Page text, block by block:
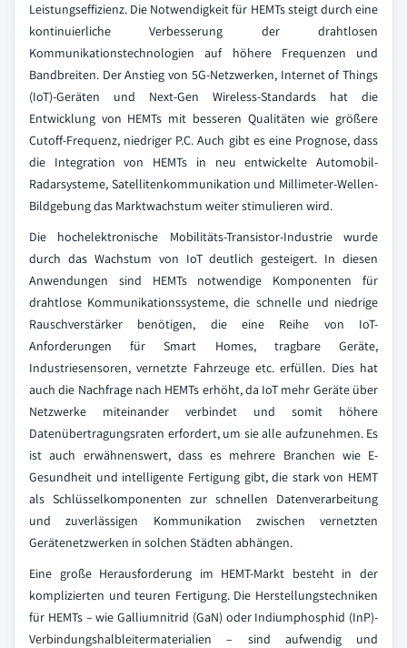
Leistungseffizienz. Die Notwendigkeit für HEMTs steigt durch eine
kontinuierliche Verbesserung der drahtlosen
Kommunikationstechnologien auf höhere Frequenzen und
Bandbreiten. Der Anstieg von 5G-Netzwerken, Internet of Things
(IoT)-Geräten und Next-Gen Wireless-Standards hat die
Entwicklung von HEMTs mit besseren Qualitäten wie größere
Cutoff-Frequenz, niedriger P.C. Auch gibt es eine Prognose, dass
die Integration von HEMTs in neu entwickelte Automobil-
Radarsysteme, Satellitenkommunikation und Millimeter-Wellen-
Bildgebung das Marktwachstum weiter stimulieren wird.
Die hochelektronische Mobilitäts-Transistor-Industrie wurde
durch das Wachstum von IoT deutlich gesteigert. In diesen
Anwendungen sind HEMTs notwendige Komponenten für
drahtlose Kommunikationssysteme, die schnelle und niedrige
Rauschverstärker benötigen, die eine Reihe von IoT-
Anforderungen für Smart Homes, tragbare Geräte,
Industriesensoren, vernetzte Fahrzeuge etc. erfüllen. Dies hat
auch die Nachfrage nach HEMTs erhöht, da IoT mehr Geräte über
Netzwerke miteinander verbindet und somit höhere
Datenübertragungsraten erfordert, um sie alle aufzunehmen. Es
ist auch erwähnenswert, dass es mehrere Branchen wie E-
Gesundheit und intelligente Fertigung gibt, die stark von HEMT
als Schlüsselkomponenten zur schnellen Datenverarbeitung
und zuverlässigen Kommunikation zwischen vernetzten
Gerätenetzwerken in solchen Städten abhängen.
Eine große Herausforderung im HEMT-Markt besteht in der
komplizierten und teuren Fertigung. Die Herstellungstechniken
für HEMTs – wie Galliumnitrid (GaN) oder Indiumphosphid (InP)-
Verbindungshalbleitermaterialien – sind aufwendig und